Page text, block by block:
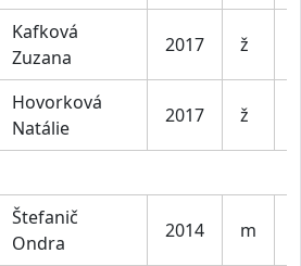
Kafková
Zuzana
2017 ž
Hovorková
Natálie
2017 ž
Štefanič
Ondra
2014 m